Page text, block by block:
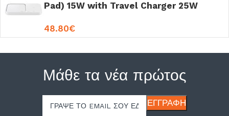
Pad) 15W with Travel Charger 25W
48.80€
Μάθε τα νέα πρώτος